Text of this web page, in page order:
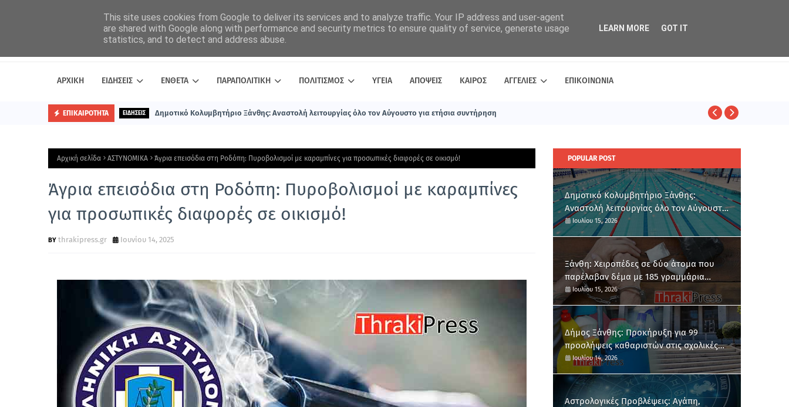
ΑΡΧΙΚΗ ΕΙΔΗΣΕΙΣ ΕΝΘΕΤΑ ΠΑΡΑΠΟΛΙΤΙΚΗ ΠΟΛΙΤΙΣΜΟΣ ΥΓΕΙΑ ΑΠΟΨΕΙΣ ΚΑΙΡΟΣ ΑΓΓΕΛΙΕΣ ΕΠΙΚΟΙΝΩΝΙΑ
ΕΠΙΚΑΙΡΟΤΗΤΑ ΕΙΔΗΣΕΙΣ Δημοτικό Κολυμβητήριο Ξάνθης: Αναστολή λειτουργίας όλο τον Αύγουστο για ετήσια συντήρηση
Αρχική σελίδα ΑΣΤΥΝΟΜΙΚΑ Άγρια επεισόδια στη Ροδόπη: Πυροβολισμοί με καραμπίνες για προσωπικές διαφορές σε οικισμό!
Άγρια επεισόδια στη Ροδόπη: Πυροβολισμοί με καραμπίνες
για προσωπικές διαφορές σε οικισμό!
thrakipress.gr Ιουνίου 14, 2025
POPULAR POST
Δημοτικό Κολυμβητήριο Ξάνθης:
Αναστολή λειτουργίας όλο τον Αύγουστο
για ετήσια συντήρηση
Ιουλίου 15, 2026
Ξάνθη: Χειροπέδες σε δύο άτομα που
παρέλαβαν δέμα με 185 γραμμάρια
κάνναβης
Ιουλίου 15, 2026
Δήμος Ξάνθης: Προκήρυξη για 99
προσλήψεις καθαριστών στις σχολικές
μονάδες
Ιουλίου 14, 2026
Αστρολογικές Προβλέψεις: Αγάπη,
This site uses cookies from Google to deliver its services and to analyze traffic. Your IP address and user-agent
are shared with Google along with performance and security metrics to ensure quality of service, generate usage
statistics, and to detect and address abuse.
LEARN MORE GOT IT